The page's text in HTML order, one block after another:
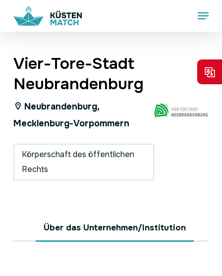
Menu
Vier-Tore-Stadt
Neubrandenburg
Neubrandenburg,
Mecklenburg-Vorpommern
Körperschaft des öffentlichen
Rechts
Über das Unternehmen/Institution